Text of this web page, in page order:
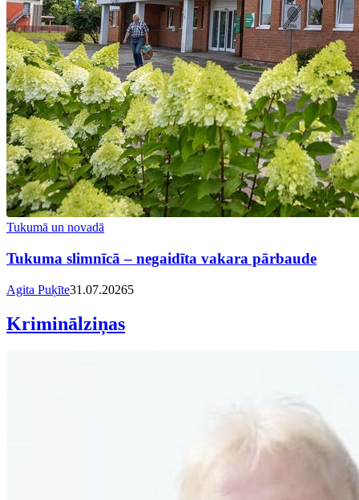
Tukumā un novadā
Tukuma slimnīcā – negaidīta vakara pārbaude
Agita Puķīte31.07.20265
Kriminālziņas